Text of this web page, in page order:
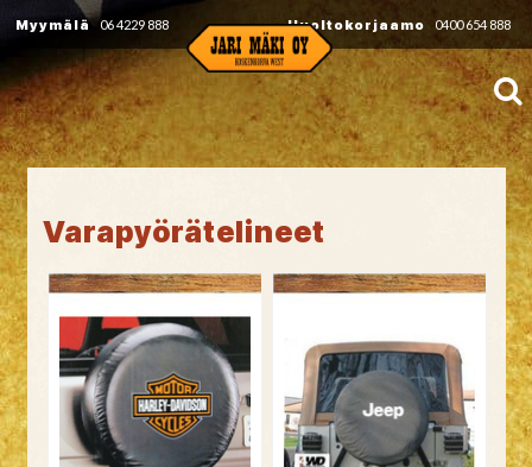
Myymälä 06 4229 888 Huoltokorjaamo 0400 654 888
Varapyörätelineet